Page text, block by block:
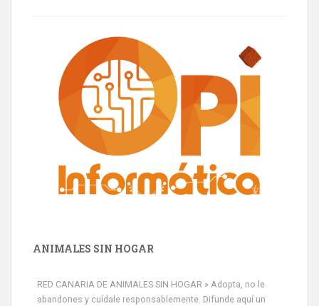
ANIMALES SIN HOGAR
RED CANARIA DE ANIMALES SIN HOGAR » Adopta, no le
abandones y cuídale responsablemente. Difunde aquí un